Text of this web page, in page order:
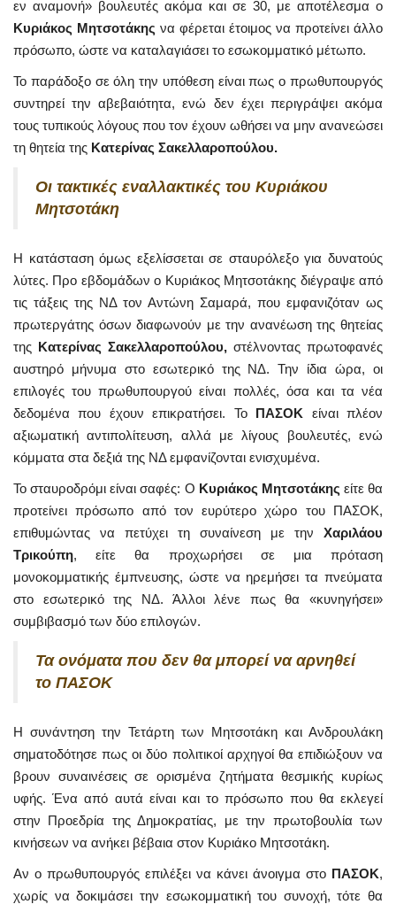
εν αναμονή» βουλευτές ακόμα και σε 30, με αποτέλεσμα ο
Κυριάκος Μητσοτάκης να φέρεται έτοιμος να προτείνει άλλο
πρόσωπο, ώστε να καταλαγιάσει το εσωκομματικό μέτωπο.
Το παράδοξο σε όλη την υπόθεση είναι πως ο πρωθυπουργός
συντηρεί την αβεβαιότητα, ενώ δεν έχει περιγράψει ακόμα
τους τυπικούς λόγους που τον έχουν ωθήσει να μην ανανεώσει
τη θητεία της Κατερίνας Σακελλαροπούλου.
Οι τακτικές εναλλακτικές του Κυριάκου
Μητσοτάκη
Η κατάσταση όμως εξελίσσεται σε σταυρόλεξο για δυνατούς
λύτες. Προ εβδομάδων ο Κυριάκος Μητσοτάκης διέγραψε από
τις τάξεις της ΝΔ τον Αντώνη Σαμαρά, που εμφανιζόταν ως
πρωτεργάτης όσων διαφωνούν με την ανανέωση της θητείας
της Κατερίνας Σακελλαροπούλου, στέλνοντας πρωτοφανές
αυστηρό μήνυμα στο εσωτερικό της ΝΔ. Την ίδια ώρα, οι
επιλογές του πρωθυπουργού είναι πολλές, όσα και τα νέα
δεδομένα που έχουν επικρατήσει. Το ΠΑΣΟΚ είναι πλέον
αξιωματική αντιπολίτευση, αλλά με λίγους βουλευτές, ενώ
κόμματα στα δεξιά της ΝΔ εμφανίζονται ενισχυμένα.
Το σταυροδρόμι είναι σαφές: Ο Κυριάκος Μητσοτάκης είτε θα
προτείνει πρόσωπο από τον ευρύτερο χώρο του ΠΑΣΟΚ,
επιθυμώντας να πετύχει τη συναίνεση με την Χαριλάου
Τρικούπη, είτε θα προχωρήσει σε μια πρόταση
μονοκομματικής έμπνευσης, ώστε να ηρεμήσει τα πνεύματα
στο εσωτερικό της ΝΔ. Άλλοι λένε πως θα «κυνηγήσει»
συμβιβασμό των δύο επιλογών.
Τα ονόματα που δεν θα μπορεί να αρνηθεί
το ΠΑΣΟΚ
Η συνάντηση την Τετάρτη των Μητσοτάκη και Ανδρουλάκη
σηματοδότησε πως οι δύο πολιτικοί αρχηγοί θα επιδιώξουν να
βρουν συναινέσεις σε ορισμένα ζητήματα θεσμικής κυρίως
υφής. Ένα από αυτά είναι και το πρόσωπο που θα εκλεγεί
στην Προεδρία της Δημοκρατίας, με την πρωτοβουλία των
κινήσεων να ανήκει βέβαια στον Κυριάκο Μητσοτάκη.
Αν ο πρωθυπουργός επιλέξει να κάνει άνοιγμα στο ΠΑΣΟΚ,
χωρίς να δοκιμάσει την εσωκομματική του συνοχή, τότε θα